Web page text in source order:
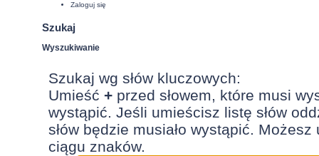
Zaloguj się
Szukaj
Wyszukiwanie
Szukaj wg słów kluczowych:
Umieść+ przed słowem, które musi
wystąpić. Jeśli umieścisz listę słów
słów będzie musiało wystąpić.
ciągu znaków.